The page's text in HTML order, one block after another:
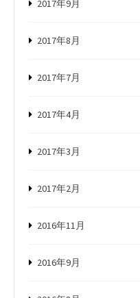
2017年9月
2017年8月
2017年7月
2017年4月
2017年3月
2017年2月
2016年11月
2016年9月